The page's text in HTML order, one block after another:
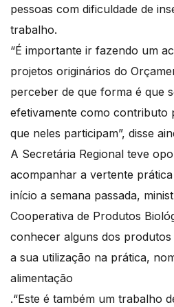
pessoas com dificuldade de
trabalho.
“É importante ir fazendo um
projetos originários do
perceber de que forma é que
efetivamente como contributo
que neles participam”, disse
A Secretária Regional teve
acompanhar a vertente
início a semana passada,
Cooperativa de Produtos
conhecer alguns dos
a sua utilização na prática,
alimentação
.“Este é também um trabalho